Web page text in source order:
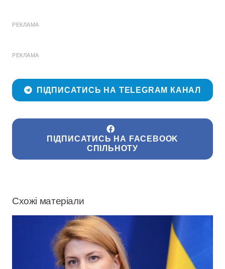
РЕКЛАМА
РЕКЛАМА
ПІДПИСАТИСЬ НА TELEGRAM КАНАЛ
ПІДПИСАТИСЬ НА FACEBOOK
СПІЛЬНОТУ
Схожі матеріали